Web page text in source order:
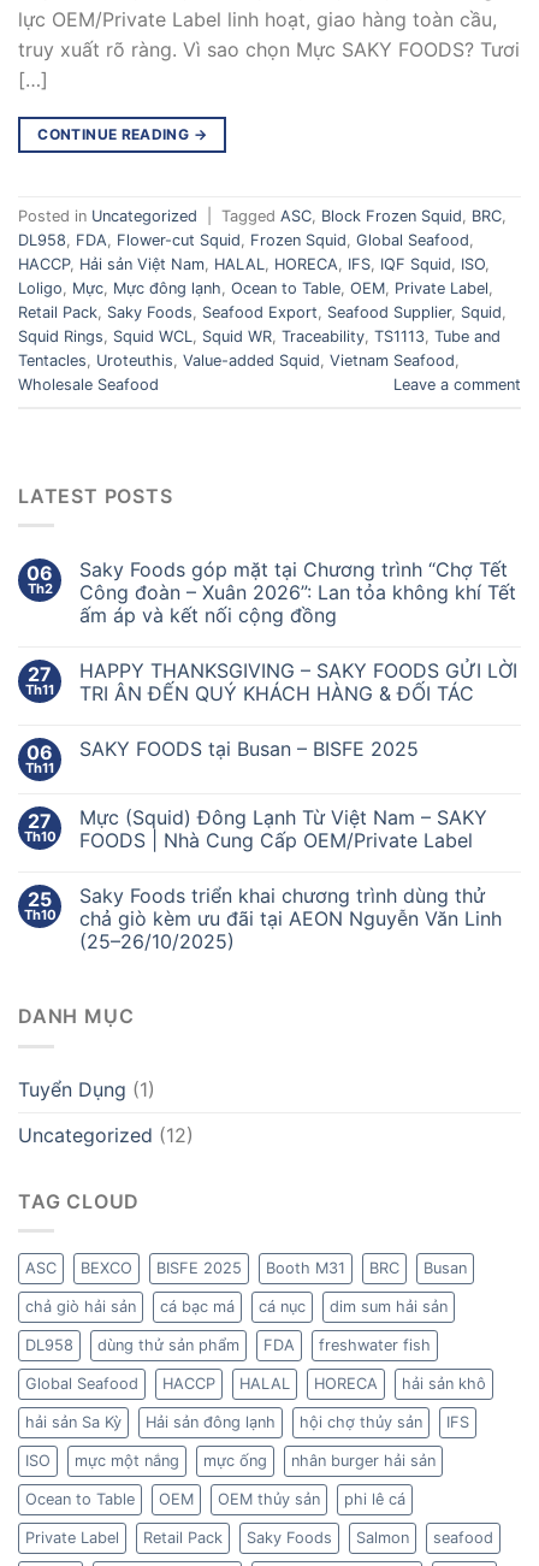
lực OEM/Private Label linh hoạt, giao hàng toàn cầu,
truy xuất rõ ràng. Vì sao chọn Mực SAKY FOODS? Tươi
[…]
CONTINUE READING →
Posted in Uncategorized Tagged ASC Block Frozen Squid BRC
DL958
FDA Flower-cut Squid Frozen Squid Global Seafood
HACCP, Hải sản Việt Nam HALAL HORECA IFS IQF Squid ISO
Loligo
Mực Mực đông lạnh Ocean to Table OEM Private Label
Retail Pack Saky Foods Seafood Export Seafood Supplier, Squid
Squid Rings
Squid WCL Squid WR Traceability TS1113 Tube and
Tentacles
Uroteuthis Value-added Squid Vietnam Seafood
Wholesale Seafood
Leave a comment
LATEST POSTS
06
Th2
Saky Foods góp mặt tại Chương trình “Chợ Tết
Công đoàn – Xuân 2026”: Lan tỏa không khí Tết
ấm áp và kết nối cộng đồng
27
Th11
HAPPY THANKSGIVING – SAKY FOODS GỬI LỜI
TRI ÂN ĐẾN QUÝ KHÁCH HÀNG & ĐỐI TÁC
06
Th11
SAKY FOODS tại Busan – BISFE 2025
27
Th10
Mực (Squid) Đông Lạnh Từ Việt Nam – SAKY
FOODS | Nhà Cung Cấp OEM/Private Label
25
Th10
Saky Foods triển khai chương trình dùng thử
chả giò kèm ưu đãi tại AEON Nguyễn Văn Linh
(25–26/10/2025)
DANH MỤC
Tuyển Dụng (1)
Uncategorized (12)
TAG CLOUD
ASC BEXCO BISFE 2025 Booth M31 BRC Busan
chả giò hải sản cá bạc má cá nục dim sum hải sản
DL958 dùng thử sản phẩm FDA freshwater fish
Global Seafood HACCP HALAL HORECA hải sản khô
hải sản Sa Kỳ Hải sản đông lạnh hội chợ thủy sản IFS
ISO mực một nắng mực ống nhân burger hải sản
Ocean to Table OEM OEM thủy sản phi lê cá
Private Label Retail Pack Saky Foods Salmon seafood